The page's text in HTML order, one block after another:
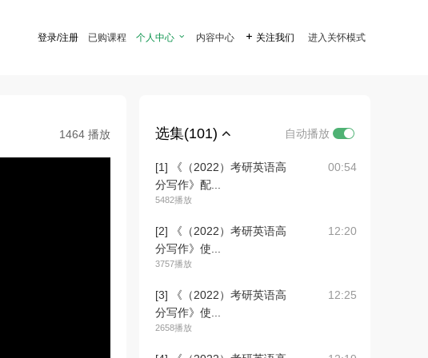
登录/注册 已购课程 个人中心  内容中心  关注我们 进入关怀模式
1464 播放 选集(101) 自动播放
[1] 《（2022）考研英语高
分写作》配...
5482播放
00:54
[2] 《（2022）考研英语高
分写作》使...
3757播放
12:20
[3] 《（2022）考研英语高
分写作》使...
2658播放
12:25